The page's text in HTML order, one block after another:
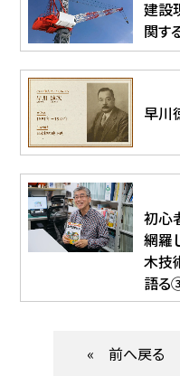
建設
関す
早川
初心
網羅
木技
語る
«